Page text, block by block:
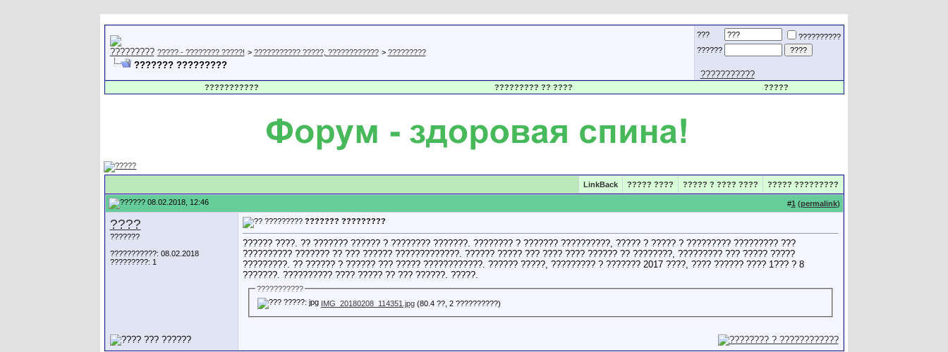
????? - ???????? ?????! > ??????????? ?????, ???????????? > ?????????
??????? ?????????
???
??????????
??????
???????????
??????????? ????????? ?? ???? ?????
LinkBack ????? ???? ????? ? ???? ???? ????? ?????????
08.02.2018, 12:46 #1 (permalink)
????
???????
???????????: 08.02.2018
?????????: 1
??????? ?????????
?????? ????. ?? ??????? ?????? ? ???????? ???????. ???????? ? ??????? ??????????, ????? ? ????? ? ????????? ????????? ???
?????????? ??????? ?? ??? ?????? ?????????????. ?????? ????? ??? ???? ???? ?????? ?? ????????, ????????? ??? ????? ?????
?????????. ?? ?????? ? ?????? ??? ????? ????????????. ?????? ?????, ????????? ? ??????? 2017 ????, ???? ?????? ???? 1??? ? 8
???????. ?????????? ???? ????? ?? ??? ??????. ?????.
???????????
IMG_20180208_114351.jpg(80.4 ??, 2 ??????????)